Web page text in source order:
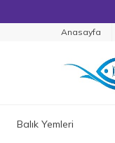
Anasayfa
Balık Yemleri